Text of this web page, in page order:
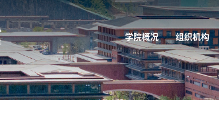
学院概况 组织机构